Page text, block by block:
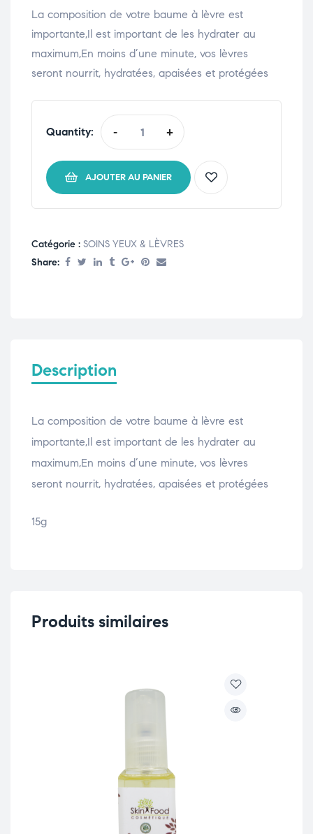
La composition de votre baume à lèvre est
importante,Il est important de les hydrater au
maximum,En moins d’une minute, vos lèvres
seront nourrit, hydratées, apaisées et protégées
Quantity: - +
AJOUTER AU PANIER
Catégorie : SOINS YEUX & LÈVRES
Share:
Description
La composition de votre baume à lèvre est
importante,Il est important de les hydrater au
maximum,En moins d’une minute, vos lèvres
seront nourrit, hydratées, apaisées et protégées
15g
Produits similaires